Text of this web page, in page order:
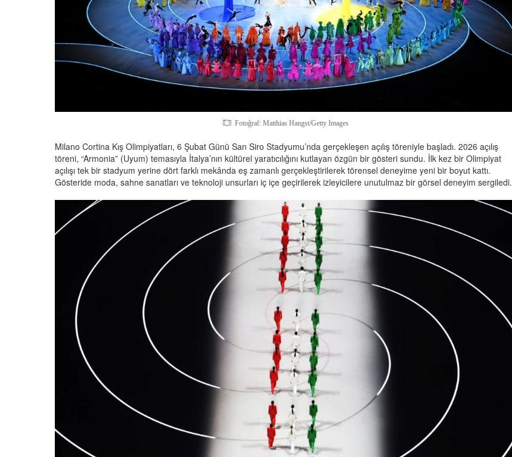
Fotoğraf: Matthias Hangst/Getty Images
Milano Cortina Kış Olimpiyatları, 6 Şubat Günü San Siro Stadyumu’nda gerçekleşen açılış töreniyle başladı. 2026 açılış
töreni, “Armonia” (Uyum) temasıyla İtalya’nın kültürel yaratıcılığını kutlayan özgün bir gösteri sundu. İlk kez bir Olimpiyat
açılışı tek bir stadyum yerine dört farklı mekânda eş zamanlı gerçekleştirilerek törensel deneyime yeni bir boyut kattı.
Gösteride moda, sahne sanatları ve teknoloji unsurları iç içe geçirilerek izleyicilere unutulmaz bir görsel deneyim sergiledi.